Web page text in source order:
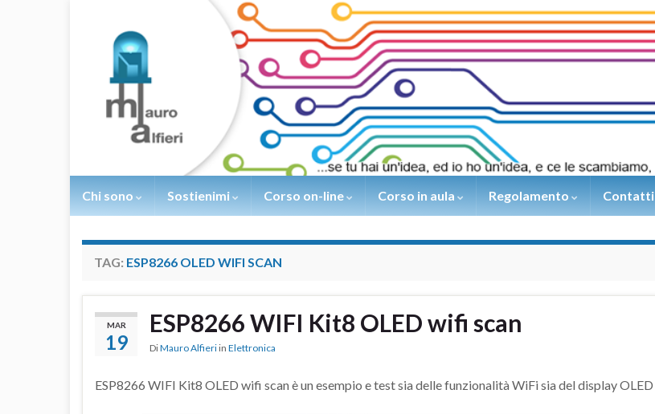
Chi sono Sostienimi Corso on-line Corso in aula Regolamento Contatti
TAG: ESP8266 OLED WIFI SCAN
MAR
19
ESP8266 WIFI Kit8 OLED wifi scan
DiMauro Alfieri in Elettronica
ESP8266 WIFI Kit8 OLED wifi scan è un esempio e test sia delle funzionalità WiFi sia del display OLED